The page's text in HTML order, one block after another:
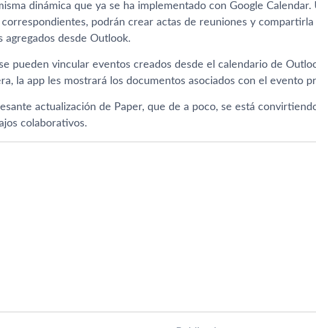
dinámica que ya se ha implementado con Google Calendar.
correspondientes, podrán crear actas de reuniones y
agregados desde Outlook.
pueden vincular eventos creados desde el calendario de
la app les mostrará los documentos asociados con el evento
actualización de Paper, que de a poco, se está
colaborativos.